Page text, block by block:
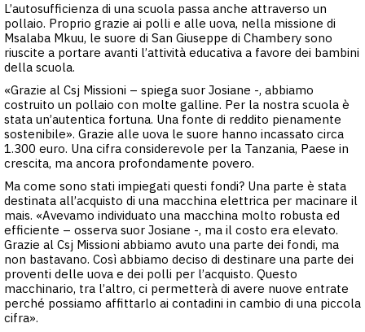
L’autosufficienza di una scuola passa anche attraverso un
pollaio. Proprio grazie ai polli e alle uova, nella missione di
Msalaba Mkuu, le suore di San Giuseppe di Chambery sono
riuscite a portare avanti l’attività educativa a favore dei bambini
della scuola.
«Grazie al Csj Missioni – spiega suor Josiane -, abbiamo
costruito un pollaio con molte galline. Per la nostra scuola è
stata un’autentica fortuna. Una fonte di reddito pienamente
sostenibile». Grazie alle uova le suore hanno incassato circa
1.300 euro. Una cifra considerevole per la Tanzania, Paese in
crescita, ma ancora profondamente povero.
Ma come sono stati impiegati questi fondi? Una parte è stata
destinata all’acquisto di una macchina elettrica per macinare il
mais. «Avevamo individuato una macchina molto robusta ed
efficiente – osserva suor Josiane -, ma il costo era elevato.
Grazie al Csj Missioni abbiamo avuto una parte dei fondi, ma
non bastavano. Così abbiamo deciso di destinare una parte dei
proventi delle uova e dei polli per l’acquisto. Questo
macchinario, tra l’altro, ci permetterà di avere nuove entrate
perché possiamo affittarlo ai contadini in cambio di una piccola
cifra».